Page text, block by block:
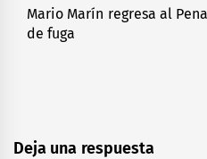
Next
post:
Mario Marín regresa al
de fuga
Deja una respuesta